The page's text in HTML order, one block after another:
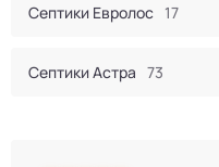
Септики Евролос 17
Септики Астра 73